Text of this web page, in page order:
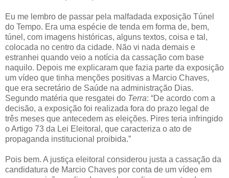
Eu me lembro de passar pela malfadada exposição Túnel
do Tempo. Era uma espécie de tenda em forma de, bem,
túnel, com imagens históricas, alguns textos, coisa e tal,
colocada no centro da cidade. Não vi nada demais e
estranhei quando veio a notícia da cassação com base
naquilo. Depois me explicaram que fazia parte da exposição
um vídeo que tinha menções positivas a Marcio Chaves,
que era secretário de Saúde na administração Dias.
Segundo matéria que resgatei do Terra: “De acordo com a
decisão, a exposição foi realizada fora do prazo legal de
três meses que antecedem as eleições. Pires teria infringido
o Artigo 73 da Lei Eleitoral, que caracteriza o ato de
propaganda institucional proibida.”
Pois bem. A justiça eleitoral considerou justa a cassação da
candidatura de Marcio Chaves por conta de um vídeo em